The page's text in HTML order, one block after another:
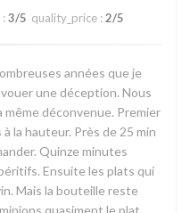
: 3/5 quality_price : 2/5
années que je
une déception. Nous
déconvenue. Premier
la hauteur. Près de 25 min
Quinze minutes
Ensuite les plats qui
Mais la bouteille reste
quasiment le plat